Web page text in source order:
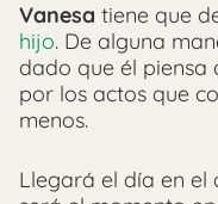
Vanesa tiene que
hijo. De alguna
dado que él piensa
por los actos que
menos.
Llegará el día en el